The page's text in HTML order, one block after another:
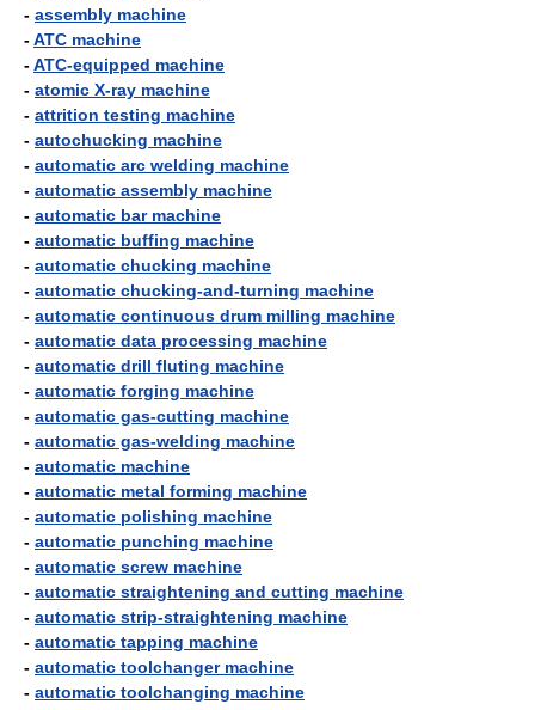
- assembly machine
-ATC machine
-ATC-equipped machine
- atomic X-ray machine
- attrition testing machine
- autochucking machine
- automatic arc welding machine
- automatic assembly machine
- automatic bar machine
- automatic buffing machine
- automatic chucking machine
- automatic chucking-and-turning machine
- automatic continuous drum milling machine
- automatic data processing machine
- automatic drill fluting machine
- automatic forging machine
- automatic gas-cutting machine
- automatic gas-welding machine
- automatic machine
- automatic metal forming machine
- automatic polishing machine
- automatic punching machine
- automatic screw machine
- automatic straightening and cutting machine
- automatic strip-straightening machine
- automatic tapping machine
- automatic toolchanger machine
- automatic toolchanging machine